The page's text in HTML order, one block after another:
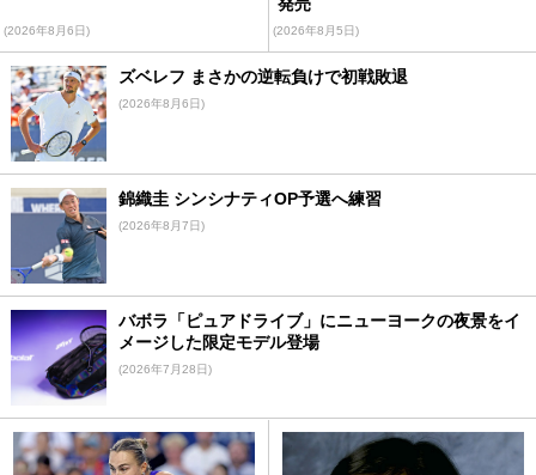
(2026年8月6日) (2026年8月5日)
ズベレフ まさかの逆転負けで初戦敗退
(2026年8月6日)
錦織圭 シンシナティOP予選へ練習
(2026年8月7日)
バボラ「ピュアドライブ」にニューヨークの夜景をイ
メージした限定モデル登場
(2026年7月28日)